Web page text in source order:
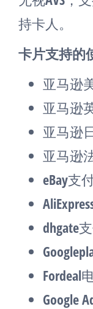
持卡人。
卡片支持的
亚马逊
亚马逊
亚马逊
亚马逊
eBay支
dhgate
Fordeal
Google